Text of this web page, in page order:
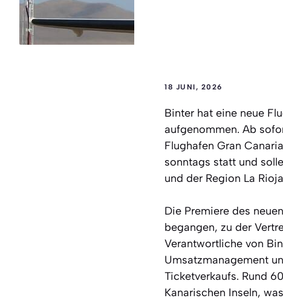
18 JUNI, 2026
Binter hat eine neue
aufgenommen. Ab
Flughafen Gran
sonntags statt und
und der Region La
Die Premiere des
begangen, zu der
Verantwortliche von
Umsatzmanagement
Ticketverkaufs. Rund
Kanarischen Inseln,